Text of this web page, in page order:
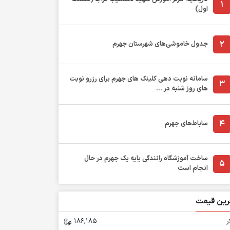
1
اول)
2 جدول خاموشی‌های شهرستان جهرم
3
سامانه نوبت دهی کلینک های جهرم برای رزرو نوبت
های روز شنبه در ...
4 ساباط‌های جهرم
5
ساخت آموزشگاه رانندگی پایه یک جهرم در حال
انجام است
قیمت
186,185